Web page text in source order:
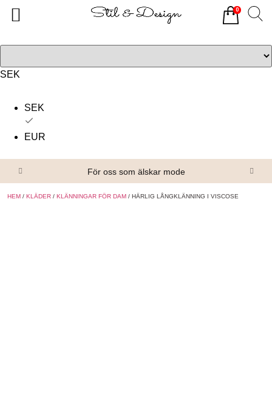
SEK
SEK
EUR
För oss som älskar mode
HEM / KLÄDER / KLÄNNINGAR FÖR DAM / HÄRLIG LÅNGKLÄNNING I VISCOSE
0
Alla produkter
Om oss